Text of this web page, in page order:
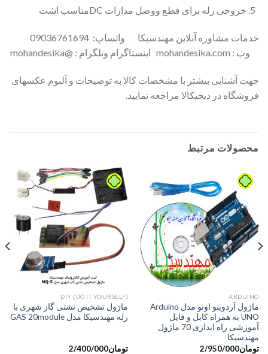
خروجی رله برای قطع ووصل مدارات DCمناسب اشت
وب : mohandesika.com اینستاگرام وتلگرام : @mohandesika
جهت آشنایی بیشتر با مشخصات کالا به توضیحات و آلبوم عکسهای
فروشگاه در دیجیکالا مراجعه نمایید.
محصولات مرتبط
ماژول آردوینو اونو مدل Arduino
UNO به همراه کابل و فایل
آموزشی راه اندازی 70 ماژول
مهندسیکا
تومان2/950/000
DIY (DO IT YOURSELF)
ماژول تشخیص نشتی گاز شهری با
رله مهندسیکا مدل GAS 20module
تومان2/400/000